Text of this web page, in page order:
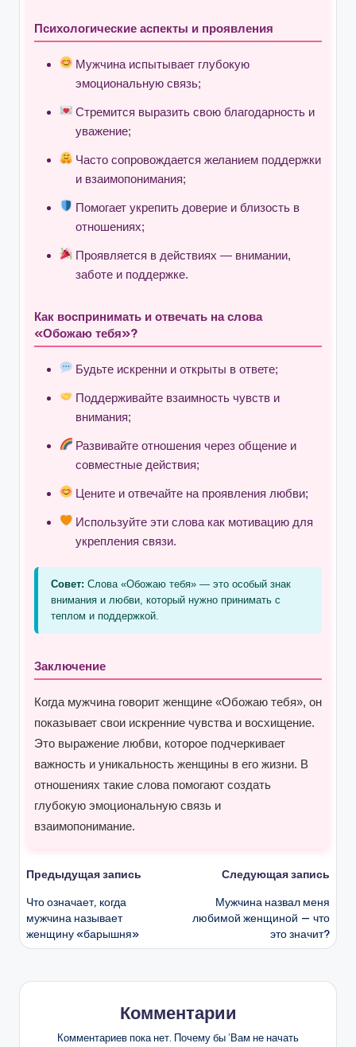
Психологические аспекты и проявления
Мужчина испытывает глубокую
эмоциональную связь;
Стремится выразить свою благодарность и
уважение;
Часто сопровождается желанием поддержки
и взаимопонимания;
Помогает укрепить доверие и близость в
отношениях;
Проявляется в действиях — внимании,
заботе и поддержке.
Как воспринимать и отвечать на слова
«Обожаю тебя»?
Будьте искренни и открыты в ответе;
Поддерживайте взаимность чувств и
внимания;
Развивайте отношения через общение и
совместные действия;
Цените и отвечайте на проявления любви;
Используйте эти слова как мотивацию для
укрепления связи.
Совет: Слова «Обожаю тебя» — это особый знак
внимания и любви, который нужно принимать с
теплом и поддержкой.
Заключение
Когда мужчина говорит женщине «Обожаю тебя», он
показывает свои искренние чувства и восхищение.
Это выражение любви, которое подчеркивает
важность и уникальность женщины в его жизни. В
отношениях такие слова помогают создать
глубокую эмоциональную связь и
взаимопонимание.
Навигация
записи
Предыдущая запись
Что означает, когда
мужчина называет
женщину «барышня»
Следующая запись
Мужчина назвал меня
любимой женщиной — что
это значит?
Комментарии
Комментариев пока нет. Почему бы ’Вам не начать